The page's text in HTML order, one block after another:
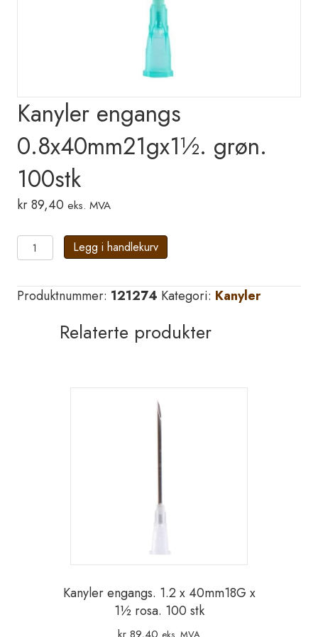
Kanyler engangs
0.8x40mm21gx1½. grøn.
100stk
kr89,40 eks. MVA
Kanyler
engangs
grøn.
Legg i handlekurv
Produktnummer: 121274 Kategori: Kanyler
Relaterte produkter
Kanyler engangs. 1.2 x 40mm18G x
1½ rosa. 100 stk